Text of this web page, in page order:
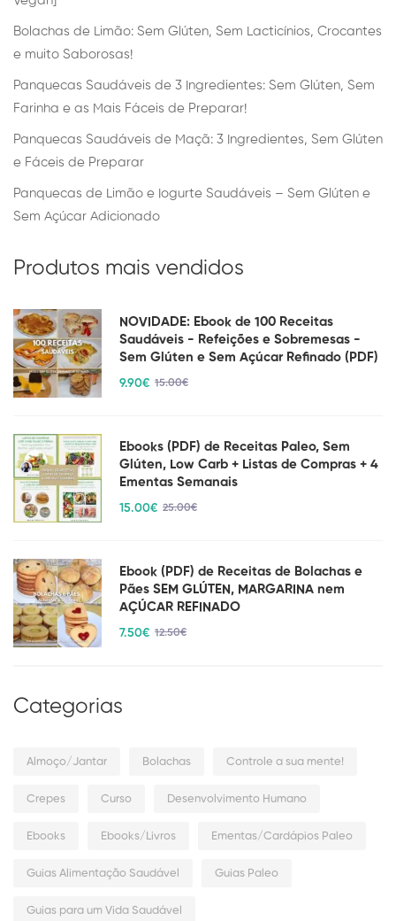
Bolachas de Limão: Sem Glúten, Sem Lacticínios, Crocantes
e muito Saborosas!
Panquecas Saudáveis de 3 Ingredientes: Sem Glúten, Sem
Farinha e as Mais Fáceis de Preparar!
Panquecas Saudáveis de Maçã: 3 Ingredientes, Sem Glúten
e Fáceis de Preparar
Panquecas de Limão e Iogurte Saudáveis – Sem Glúten e
Sem Açúcar Adicionado
Produtos mais vendidos
NOVIDADE: Ebook de 100 Receitas
Saudáveis - Refeições e Sobremesas -
Sem Glúten e Sem Açúcar Refinado (PDF)
9.90€ 15.00€
Ebooks (PDF) de Receitas Paleo, Sem
Glúten, Low Carb + Listas de Compras + 4
Ementas Semanais
15.00€ 25.00€
Ebook (PDF) de Receitas de Bolachas e
Pães SEM GLÚTEN, MARGARINA nem
AÇÚCAR REFINADO
7.50€ 12.50€
Categorias
Almoço/Jantar Bolachas Controle a sua mente!
Crepes Curso Desenvolvimento Humano
Ebooks Ebooks/Livros Ementas/Cardápios Paleo
Guias Alimentação Saudável Guias Paleo
Guias para um Vida Saudável